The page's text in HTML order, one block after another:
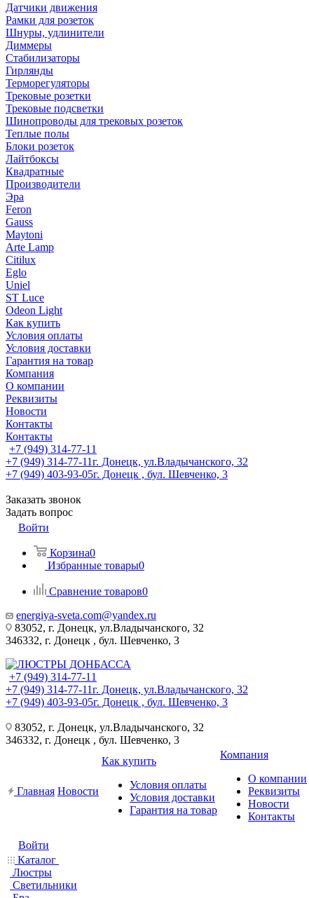
Датчики движения
Рамки для розеток
Шнуры, удлинители
Диммеры
Стабилизаторы
Гирлянды
Терморегуляторы
Трековые розетки
Трековые подсветки
Шинопроводы для трековых розеток
Теплые полы
Блоки розеток
Лайтбоксы
Квадратные
Производители
Эра
Feron
Gauss
Maytoni
Arte Lamp
Citilux
Eglo
Uniel
ST Luce
Odeon Light
Как купить
Условия оплаты
Условия доставки
Гарантия на товар
Компания
О компании
Реквизиты
Новости
Контакты
Контакты
+7 (949) 314-77-11
+7 (949) 314-77-11г. Донецк, ул.Владычанского, 32
+7 (949) 403-93-05г. Донецк , бул. Шевченко, 3
Заказать звонок
Задать вопрос
Войти
Корзина0
Избранные товары0
Сравнение товаров0
energiya-sveta.com@yandex.ru
83052, г. Донецк, ул.Владычанского, 32
346332, г. Донецк , бул. Шевченко, 3
+7 (949) 314-77-11
+7 (949) 314-77-11г. Донецк, ул.Владычанского, 32
+7 (949) 403-93-05г. Донецк , бул. Шевченко, 3
83052, г. Донецк, ул.Владычанского, 32
346332, г. Донецк , бул. Шевченко, 3
Главная Новости
Как купить
Условия оплаты
Условия доставки
Гарантия на товар
Компания
О компании
Реквизиты
Новости
Контакты
Войти
Каталог
Люстры
Светильники